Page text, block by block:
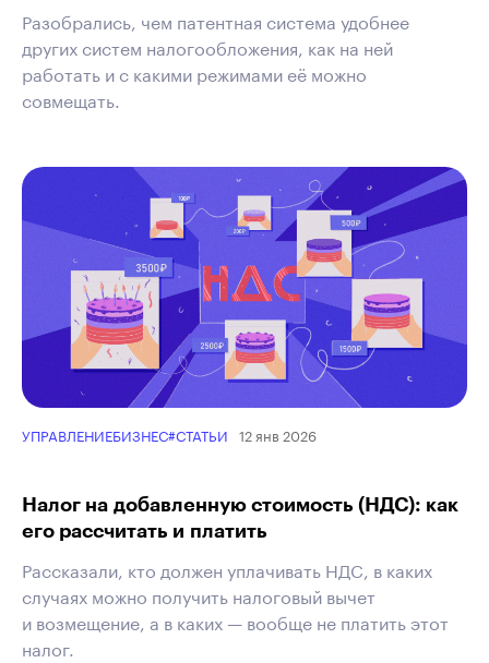
Разобрались, чем патентная система удобнее
других систем налогообложения, как на ней
работать и с какими режимами её можно
совмещать.
УПРАВЛЕНИЕБИЗНЕС#СТАТЬИ 12 янв 2026
Налог на добавленную стоимость (НДС): как
его рассчитать и платить
Рассказали, кто должен уплачивать НДС, в каких
случаях можно получить налоговый вычет
и возмещение, а в каких — вообще не платить этот
налог.